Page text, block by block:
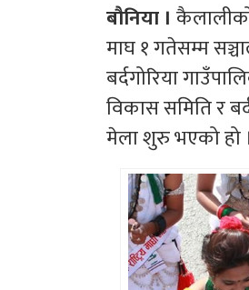
बौनिया ।
माघ १ गतेसम्म
बर्दगोरिया
विकास समिति र
मेला शुरु भएको हो ।